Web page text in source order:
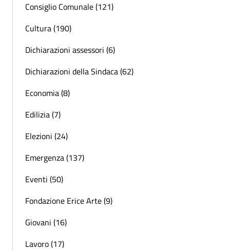
Consiglio Comunale (121)
Cultura (190)
Dichiarazioni assessori (6)
Dichiarazioni della Sindaca (62)
Economia (8)
Edilizia (7)
Elezioni (24)
Emergenza (137)
Eventi (50)
Fondazione Erice Arte (9)
Giovani (16)
Lavoro (17)